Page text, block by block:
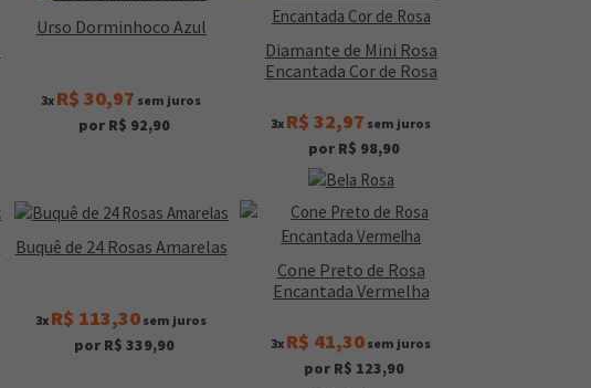
Urso Dorminhoco Azul
3x R$ 30,97 sem juros
por R$ 92,90
Diamante de Mini Rosa
Encantada Cor de Rosa
3x R$ 32,97 sem juros
por R$ 98,90
Buquê de 24 Rosas Amarelas
3x R$ 113,30 sem juros
por R$ 339,90
Cone Preto de Rosa
Encantada Vermelha
3x R$ 41,30 sem juros
por R$ 123,90